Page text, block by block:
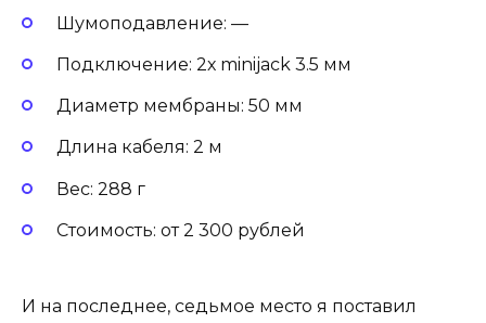
Шумоподавление: —
Подключение: 2х minijack 3.5 мм
Диаметр мембраны: 50 мм
Длина кабеля: 2 м
Вес: 288 г
Стоимость: от 2 300 рублей
И на последнее, седьмое место я поставил